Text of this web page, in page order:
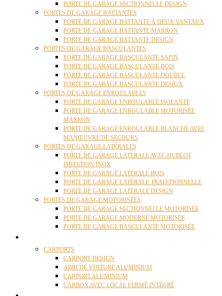
PORTE DE GARAGE SECTIONNELLE DESIGN
PORTES DE GARAGE BATTANTES
PORTE DE GARAGE BATTANTE À DEUX VANTAUX
PORTE DE GARAGE BATTANTE MARRON
PORTE DE GARAGE BATTANTE DESIGN
PORTES DE GARAGE BASCULANTES
PORTE DE GARAGE BASCULANTE SAPIN
PORTE DE GARAGE BASCULANTE BOIS
PORTE DE GARAGE BASCULANTE DOUBLE
PORTE DE GARAGE BASCULANTE DESIGN
PORTES DE GARAGE ENROULABLES
PORTE DE GARAGE ENROULABLE ISOLANTE
PORTE DE GARAGE ENROULABLE MOTORISÉE
MARRON
PORTE DE GARAGE ENROULABLE BLANCHE AVEC
MANŒUVRE DE SECOURS
PORTES DE GARAGE LATÉRALES
PORTE DE GARAGE LATÉRALE AVEC HUBLOT
IMITATION INOX
PORTE DE GARAGE LATÉRALE BOIS
PORTE DE GARAGE LATÉRALE TRADITIONNELLE
PORTE DE GARAGE LATÉRALE DESIGN
PORTES DE GARAGE MOTORISÉES
PORTE DE GARAGE SECTIONNELLE MOTORISÉE
PORTE DE GARAGE MODERNE MOTORISÉE
PORTE DE GARAGE BASCULANTE MOTORISÉE
CARPORTS
CARPORT DESIGN
ABRI DE VOITURE ALUMINIUM
CARPORT ALUMINIUM
CARBOX AVEC LOCAL FERMÉ INTÉGRÉ